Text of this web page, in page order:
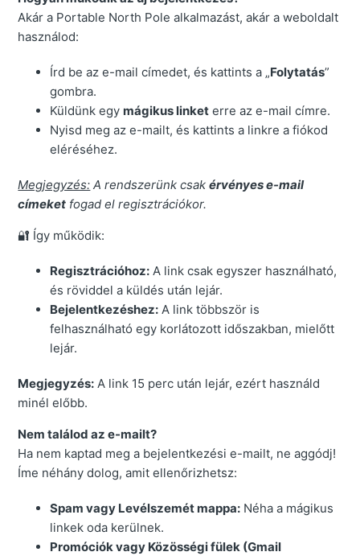
Akár a Portable North Pole alkalmazást, akár a weboldalt
használod:
Írd be az e-mail címedet, és kattints a „Folytatás”
gombra.
Küldünk egy mágikus linket erre az e-mail címre.
Nyisd meg az e-mailt, és kattints a linkre a fiókod
eléréséhez.
Megjegyzés: A rendszerünk csakérvényes e-mail
címeket fogad el regisztrációkor.
🔐 Így működik:
Regisztrációhoz: A link csak egyszer használható,
és röviddel a küldés után lejár.
Bejelentkezéshez: A link többször is
felhasználható egy korlátozott időszakban, mielőtt
lejár.
Megjegyzés: A link 15 perc után lejár, ezért használd
minél előbb.
Nem találod az e-mailt?
Ha nem kaptad meg a bejelentkezési e-mailt, ne aggódj!
Íme néhány dolog, amit ellenőrizhetsz:
Spam vagy Levélszemét mappa: Néha a mágikus
linkek oda kerülnek.
Promóciók vagy Közösségi fülek (Gmail